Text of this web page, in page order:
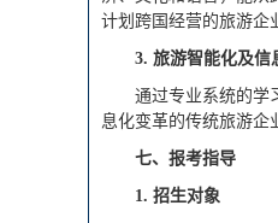
计划跨国经营的旅游企
3. 旅游智能化及信
通过专业系统的学
息化变革的传统旅游企
七、报考指导
1. 招生对象